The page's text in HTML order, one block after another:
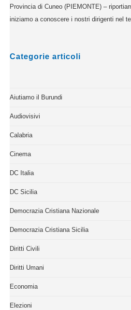
Provincia di Cuneo (PIEMONTE) –
iniziamo a conoscere i nostri dirigenti nel
Categorie articoli
Aiutiamo il Burundi
Audiovisivi
Calabria
Cinema
DC Italia
DC Sicilia
Democrazia Cristiana Nazionale
Democrazia Cristiana Sicilia
Diritti Civili
Diritti Umani
Economia
Elezioni